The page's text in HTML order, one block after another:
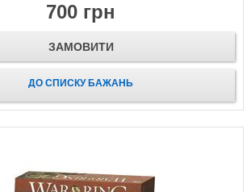
700 грн
ЗАМОВИТИ
ДО СПИСКУ БАЖАНЬ